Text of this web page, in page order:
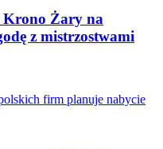
Krono Żary na
z mistrzostwami